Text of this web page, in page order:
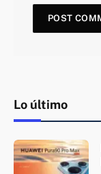
Lo último